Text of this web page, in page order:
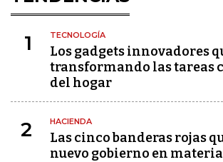
1 TECNOLOGÍA
Los gadgets innovadores
transformando las tareas
del hogar
2 HACIENDA
Las cinco banderas rojas
nuevo gobierno en